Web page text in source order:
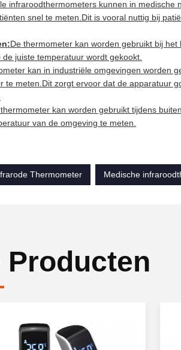
infraroodthermometers kunnen in medische
snel te meten.Dit is vooral nuttig bij
De thermometer kan worden gebruikt bij het
juiste temperatuur wordt gekookt.
kan in industriële omgevingen worden
te meten.Dit zorgt ervoor dat de apparatuur
kan worden gebruikt tijdens
van de omgeving te meten.
Thermometer Medische